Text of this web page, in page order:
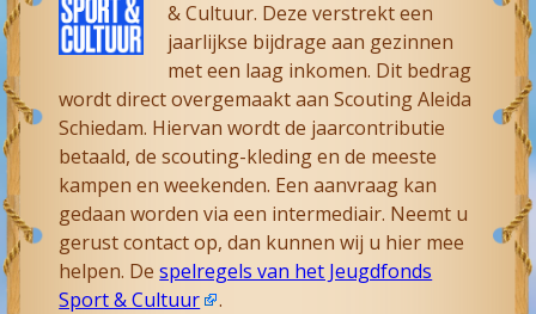
& Cultuur. Deze verstrekt een
jaarlijkse bijdrage aan gezinnen
met een laag inkomen. Dit bedrag
wordt direct overgemaakt aan Scouting Aleida
Schiedam. Hiervan wordt de jaarcontributie
betaald, de scouting-kleding en de meeste
kampen en weekenden. Een aanvraag kan
gedaan worden via een intermediair. Neemt u
gerust contact op, dan kunnen wij u hier mee
helpen. Despelregels van het Jeugdfonds
Sport & Cultuur
.